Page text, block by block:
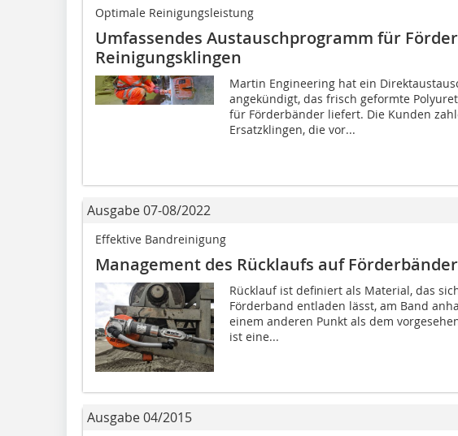
Optimale Reinigungsleistung
Umfassendes Austauschprogramm für
Reinigungsklingen
Martin Engineering hat ein
angekündigt, das frisch geformte
für Förderbänder liefert. Die Kunden
Ersatzklingen, die vor...
Ausgabe 07-08/2022
Effektive Bandreinigung
Management des Rücklaufs auf
Rücklauf ist definiert als Material, das
Förderband entladen lässt, am Band
einem anderen Punkt als dem
ist eine...
Ausgabe 04/2015